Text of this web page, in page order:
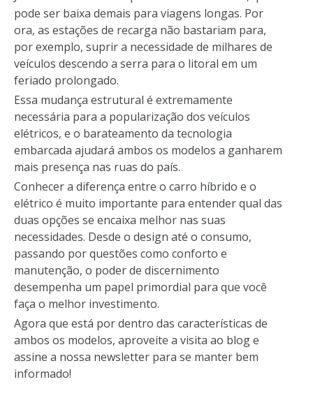
pode ser baixa demais para viagens longas. Por
ora, as estações de recarga não bastariam para,
por exemplo, suprir a necessidade de milhares de
veículos descendo a serra para o litoral em um
feriado prolongado.
Essa mudança estrutural é extremamente
necessária para a popularização dos veículos
elétricos, e o barateamento da tecnologia
embarcada ajudará ambos os modelos a ganharem
mais presença nas ruas do país.
Conhecer a diferença entre o carro híbrido e o
elétrico é muito importante para entender qual das
duas opções se encaixa melhor nas suas
necessidades. Desde o design até o consumo,
passando por questões como conforto e
manutenção, o poder de discernimento
desempenha um papel primordial para que você
faça o melhor investimento.
Agora que está por dentro das características de
ambos os modelos, aproveite a visita ao blog e
assine a nossa newsletter para se manter bem
informado!